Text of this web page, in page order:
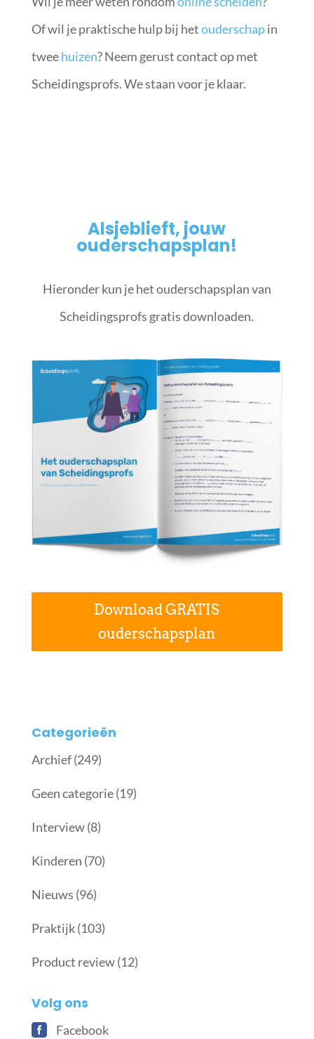
Of wil je praktische hulp bij hetouderschapin
tweehuizen? Neem gerust contact op met
Scheidingsprofs. We staan voor je klaar.
Alsjeblieft, jouw
ouderschapsplan!
Hieronder kun je het ouderschapsplan van
Scheidingsprofs gratis downloaden.
Download GRATIS
ouderschapsplan
Categorieën
Archief(249)
Geen categorie(19)
Interview(8)
Kinderen (70)
Nieuws (96)
Praktijk(103)
Product review(12)
Volg ons
Facebook